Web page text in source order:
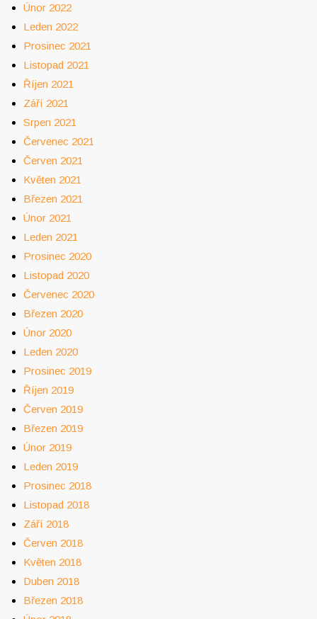
Únor 2022
Leden 2022
Prosinec 2021
Listopad 2021
Říjen 2021
Září 2021
Srpen 2021
Červenec 2021
Červen 2021
Květen 2021
Březen 2021
Únor 2021
Leden 2021
Prosinec 2020
Listopad 2020
Červenec 2020
Březen 2020
Únor 2020
Leden 2020
Prosinec 2019
Říjen 2019
Červen 2019
Březen 2019
Únor 2019
Leden 2019
Prosinec 2018
Listopad 2018
Září 2018
Červen 2018
Květen 2018
Duben 2018
Březen 2018